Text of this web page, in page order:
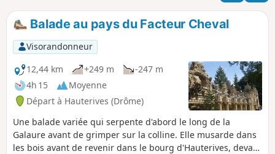
Balade au pays du Facteur Cheval
Visorandonneur
12,44 km
+249 m
-247 m
4h 15
Moyenne
Départ à Hauterives (Drôme)
Une balade variée qui serpente d'abord le long de la
Galaure avant de grimper sur la colline. Elle musarde dans
les bois avant de revenir dans le bourg d'Hauterives, devant